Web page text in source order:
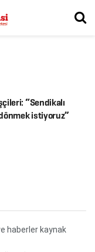
“Sendikalı
istiyoruz”
haberler kaynak